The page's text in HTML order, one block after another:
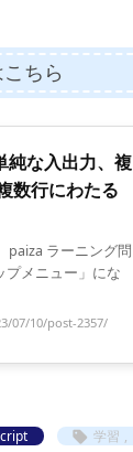
ちら
な入出力、複
数行にわたる
paiza ラーニング問
プメニュー」にな
07/10/post-2357/
 学習 ,